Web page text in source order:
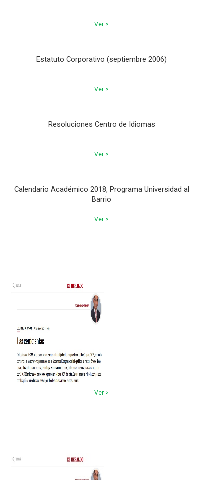
Ver >
Estatuto Corporativo (septiembre 2006)
Ver >
Resoluciones Centro de Idiomas
Ver >
Calendario Académico 2018, Programa Universidad al
Barrio
Ver >
Ver >